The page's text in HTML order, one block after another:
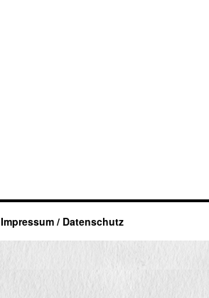
Impressum / Datenschutz